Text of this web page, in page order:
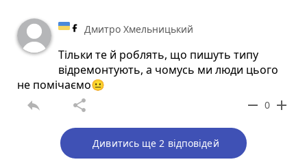
Дмитро Хмельницький
Тільки те й роблять, що пишуть типу
відремонтують, а чомусь ми люди цього
не помічаємо😐
reply share remove 0 add
Дивитись ще 2 відповідей